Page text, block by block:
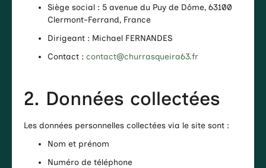
Siège social : 5 avenue du Puy de Dôme, 63100
Clermont-Ferrand, France
Dirigeant : Michael FERNANDES
Contact : contact@churrasqueira63.fr
2. Données collectées
Les données personnelles collectées via le site sont :
Nom et prénom
Numéro de téléphone